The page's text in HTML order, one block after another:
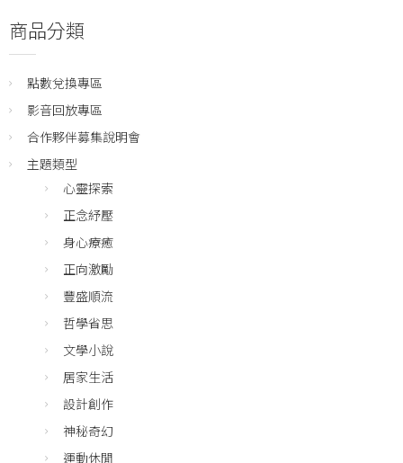
商品分類
點數兌換專區
影音回放專區
合作夥伴募集說明會
主題類型
心靈探索
正念紓壓
身心療癒
正向激勵
豐盛順流
哲學省思
文學小說
居家生活
設計創作
神秘奇幻
運動休閒